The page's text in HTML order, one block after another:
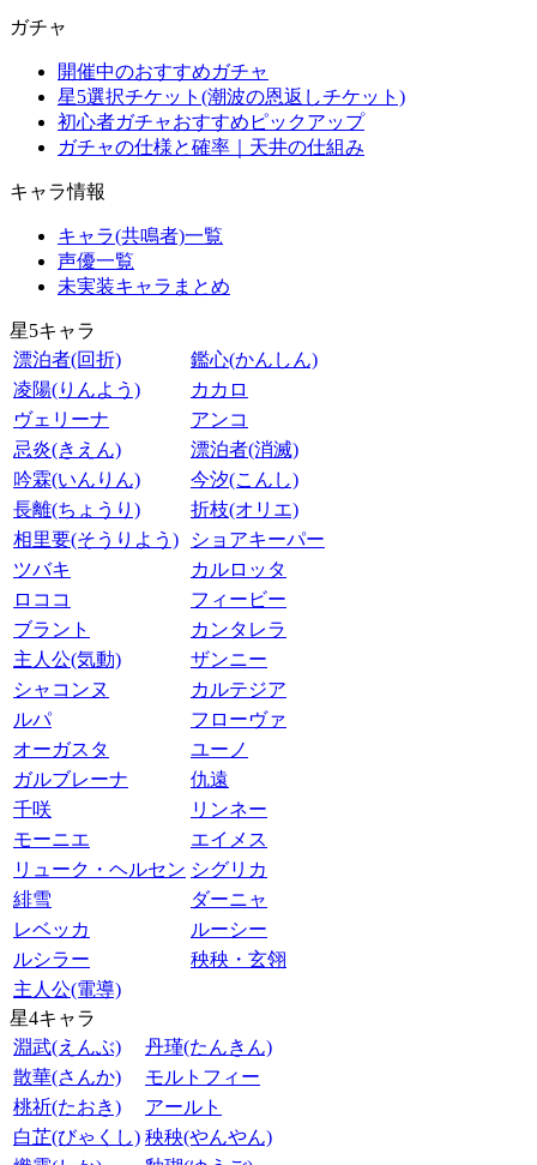
ガチャ
開催中のおすすめガチャ
星5選択チケット(潮波の恩返しチケット)
初心者ガチャおすすめピックアップ
ガチャの仕様と確率｜天井の仕組み
キャラ情報
キャラ(共鳴者)一覧
声優一覧
未実装キャラまとめ
星5キャラ
漂泊者(回折)
鑑心(かんしん)
凌陽(りんよう)
カカロ
ヴェリーナ
アンコ
忌炎(きえん)
漂泊者(消滅)
吟霖(いんりん)
今汐(こんし)
長離(ちょうり)
折枝(オリエ)
相里要(そうりよう)
ショアキーパー
ツバキ
カルロッタ
ロココ
フィービー
ブラント
カンタレラ
主人公(気動)
ザンニー
シャコンヌ
カルテジア
ルパ
フローヴァ
オーガスタ
ユーノ
ガルブレーナ
仇遠
千咲
リンネー
モーニエ
エイメス
リューク・ヘルセン シグリカ
緋雪
ダーニャ
レベッカ
ルーシー
ルシラー
秧秧・玄翎
主人公(電導)
星4キャラ
淵武(えんぶ)
丹瑾(たんきん)
散華(さんか)
モルトフィー
桃祈(たおき)
アールト
白芷(びゃくし) 秧秧(やんやん)